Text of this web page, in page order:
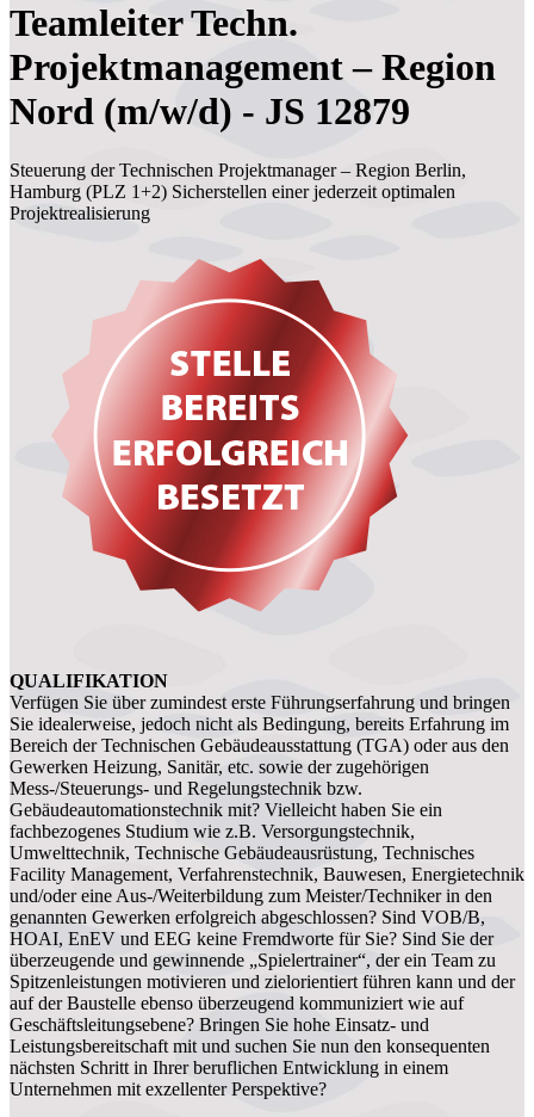
Teamleiter Techn.
Projektmanagement – Region
Nord (m/w/d) - JS 12879
Steuerung der Technischen Projektmanager – Region Berlin,
Hamburg (PLZ 1+2) Sicherstellen einer jederzeit optimalen
Projektrealisierung
QUALIFIKATION
Verfügen Sie über zumindest erste Führungserfahrung und bringen
Sie idealerweise, jedoch nicht als Bedingung, bereits Erfahrung im
Bereich der Technischen Gebäudeausstattung (TGA) oder aus den
Gewerken Heizung, Sanitär, etc. sowie der zugehörigen
Mess-/Steuerungs- und Regelungstechnik bzw.
Gebäudeautomationstechnik mit? Vielleicht haben Sie ein
fachbezogenes Studium wie z.B. Versorgungstechnik,
Umwelttechnik, Technische Gebäudeausrüstung, Technisches
Facility Management, Verfahrenstechnik, Bauwesen, Energietechnik
und/oder eine Aus-/Weiterbildung zum Meister/Techniker in den
genannten Gewerken erfolgreich abgeschlossen? Sind VOB/B,
HOAI, EnEV und EEG keine Fremdworte für Sie? Sind Sie der
überzeugende und gewinnende „Spielertrainer“, der ein Team zu
Spitzenleistungen motivieren und zielorientiert führen kann und der
auf der Baustelle ebenso überzeugend kommuniziert wie auf
Geschäftsleitungsebene? Bringen Sie hohe Einsatz- und
Leistungsbereitschaft mit und suchen Sie nun den konsequenten
nächsten Schritt in Ihrer beruflichen Entwicklung in einem
Unternehmen mit exzellenter Perspektive?